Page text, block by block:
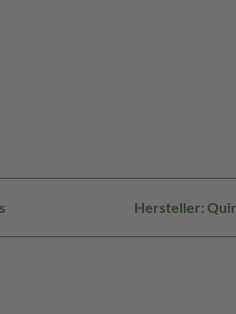
Hersteller: